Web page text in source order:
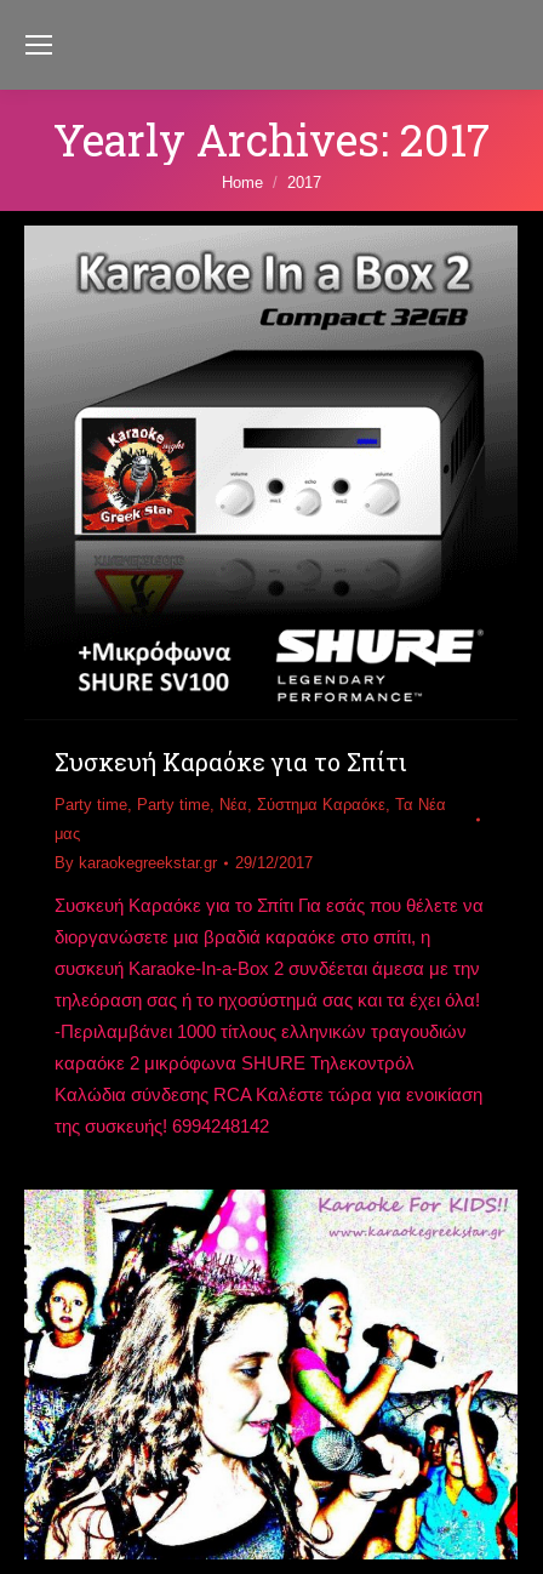
Yearly Archives: 2017
You are here:
Home 2017
Συσκευή Καραόκε για το Σπίτι
Party time Party time Νέα Σύστημα Καραόκε Τα Νέα
μας
By karaokegreekstar.gr 29/12/2017
Συσκευή Καραόκε για το Σπίτι Για εσάς που θέλετε να
διοργανώσετε μια βραδιά καραόκε στο σπίτι, η
συσκευή Karaoke-In-a-Box 2 συνδέεται άμεσα με την
τηλεόραση σας ή το ηχοσύστημά σας και τα έχει όλα!
-Περιλαμβάνει 1000 τίτλους ελληνικών τραγουδιών
καραόκε 2 μικρόφωνα SHURΕ Τηλεκοντρόλ
Καλώδια σύνδεσης RCA Καλέστε τώρα για ενοικίαση
της συσκευής! 6994248142